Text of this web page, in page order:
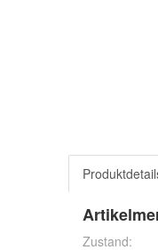
Zustand: